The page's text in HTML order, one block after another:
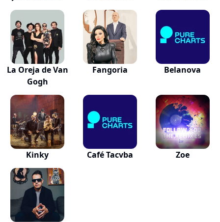
La Oreja de Van
Gogh
Fangoria Belanova
Kinky Café Tacvba Zoe